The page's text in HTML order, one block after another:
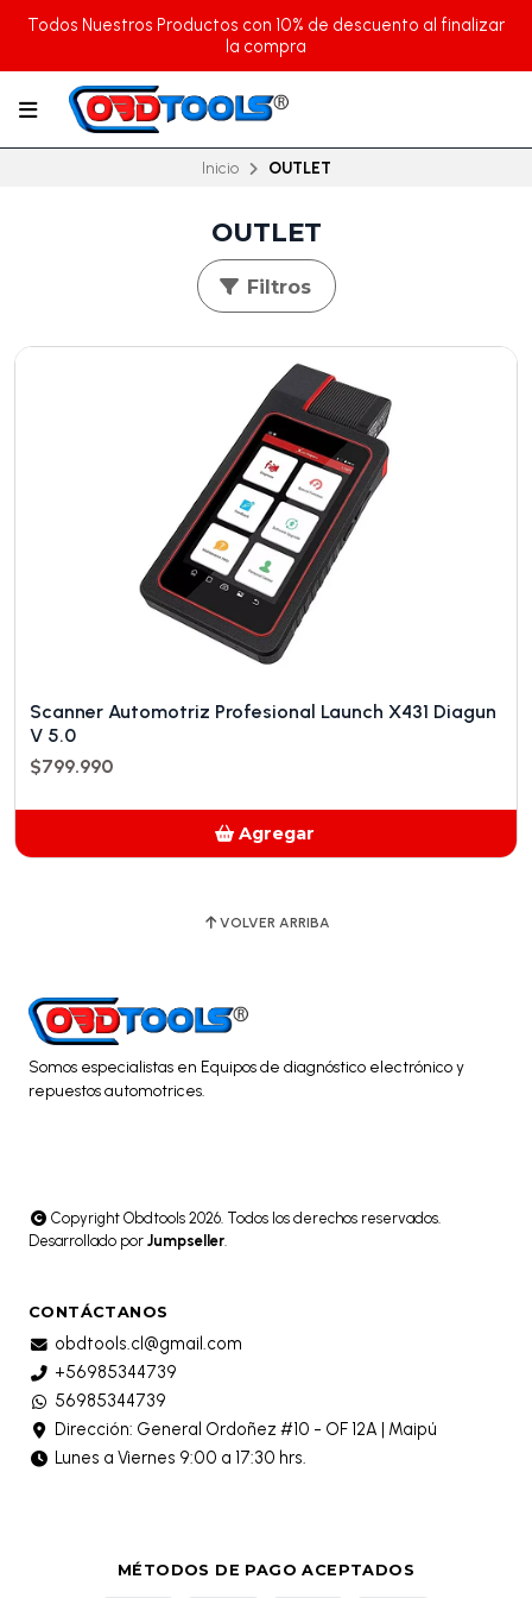
Todos Nuestros Productos con 10% de descuento al finalizar
la compra
Inicio OUTLET
OUTLET
Filtros
Scanner Automotriz Profesional Launch X431 Diagun
V 5.0
$799.990
Agregar
VOLVER ARRIBA
Somos especialistas en Equipos de diagnóstico electrónico y
repuestos automotrices.
Copyright Obdtools 2026. Todos los derechos reservados.
Desarrollado por Jumpseller
CONTÁCTANOS
obdtools.cl@gmail.com
+56985344739
56985344739
Dirección: General Ordoñez #10 - OF 12A | Maipú
Lunes a Viernes 9:00 a 17:30 hrs.
MÉTODOS DE PAGO ACEPTADOS